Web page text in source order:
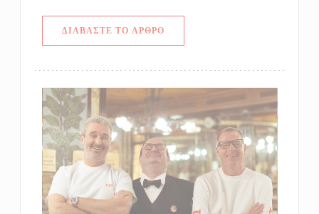
ΔΙΑΒΆΣΤΕ ΤΟ ΆΡΘΡΟ((ΑΝΟΊΓΕΙ ΣΕ ΝΈΟ ΠΑΡΆΘΥΡΟ))